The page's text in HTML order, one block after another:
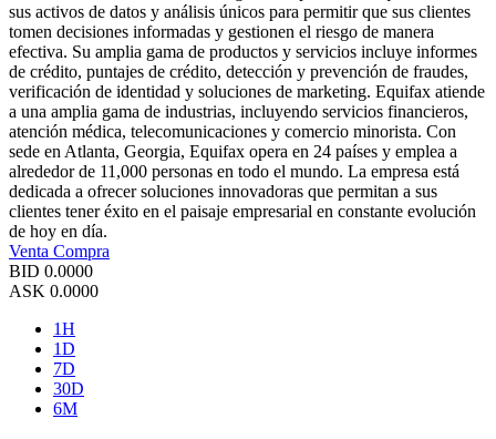
sus activos de datos y análisis únicos para permitir que sus clientes
tomen decisiones informadas y gestionen el riesgo de manera
efectiva. Su amplia gama de productos y servicios incluye informes
de crédito, puntajes de crédito, detección y prevención de fraudes,
verificación de identidad y soluciones de marketing. Equifax atiende
a una amplia gama de industrias, incluyendo servicios financieros,
atención médica, telecomunicaciones y comercio minorista. Con
sede en Atlanta, Georgia, Equifax opera en 24 países y emplea a
alrededor de 11,000 personas en todo el mundo. La empresa está
dedicada a ofrecer soluciones innovadoras que permitan a sus
clientes tener éxito en el paisaje empresarial en constante evolución
de hoy en día.
Venta Compra
BID 0.0000
ASK 0.0000
1H
1D
7D
30D
6M